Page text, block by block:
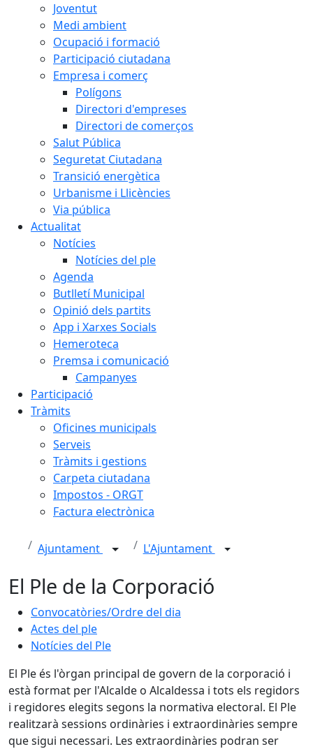
Joventut
Medi ambient
Ocupació i formació
Participació ciutadana
Empresa i comerç
Polígons
Directori d'empreses
Directori de comerços
Salut Pública
Seguretat Ciutadana
Transició energètica
Urbanisme i Llicències
Via pública
Actualitat
Notícies
Notícies del ple
Agenda
Butlletí Municipal
Opinió dels partits
App i Xarxes Socials
Hemeroteca
Premsa i comunicació
Campanyes
Participació
Tràmits
Oficines municipals
Serveis
Tràmits i gestions
Carpeta ciutadana
Impostos - ORGT
Factura electrònica
Ajuntament L'Ajuntament
El Ple de la Corporació
Convocatòries/Ordre del dia
Actes del ple
Notícies del Ple
El Ple és l'òrgan principal de govern de la corporació i
està format per l'Alcalde o Alcaldessa i tots els regidors
i regidores elegits segons la normativa electoral. El Ple
realitzarà sessions ordinàries i extraordinàries sempre
que sigui necessari. Les extraordinàries podran ser